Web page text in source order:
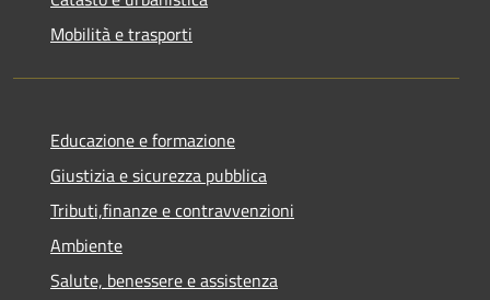
Mobilità e trasporti
Educazione e formazione
Giustizia e sicurezza pubblica
Tributi,finanze e contravvenzioni
Ambiente
Salute, benessere e assistenza